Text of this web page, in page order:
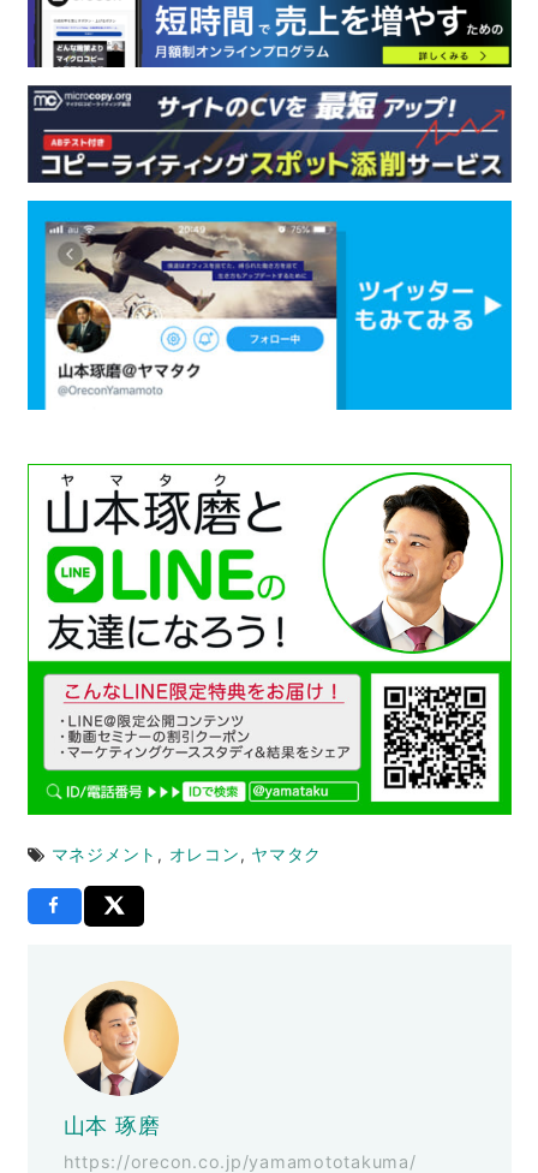
マネジメント , オレコン, ヤマタク
山本 琢磨
https://orecon.co.jp/yamamototakuma/